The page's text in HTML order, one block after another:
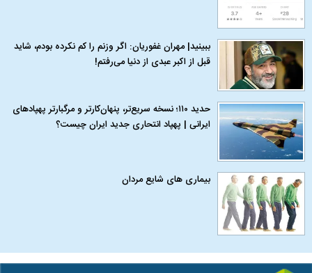
ببینید| مهران غفوریان: اگر وزنم را کم نکرده بودم، شاید
قبل از اکبر عبدی از دنیا می‌رفتم!
حدید ۱۱۰؛ نسخه سریع‌تر، پنهان‌کارتر و مرگبارتر پهپادهای
ایرانی | پهپاد انتحاری جدید ایران چیست؟
بیماری‌ های شایع مردان